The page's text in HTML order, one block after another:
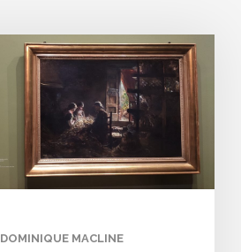
DOMINIQUE MACLINE